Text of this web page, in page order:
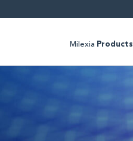
Milexia Products